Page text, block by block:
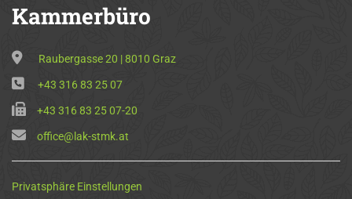
Kammerbüro
Raubergasse 20 | 8010 Graz
+43 316 83 25 07
+43 316 83 25 07-20
office@lak-stmk.at
Privatsphäre Einstellungen